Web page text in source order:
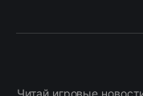
Читай игровые